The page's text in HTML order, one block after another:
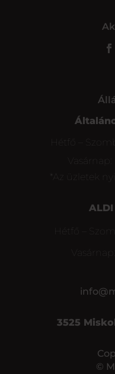
Hétfő –
Vasárnap:
*Az üzletek
Hétfő –
Vasárnap:
3525
©